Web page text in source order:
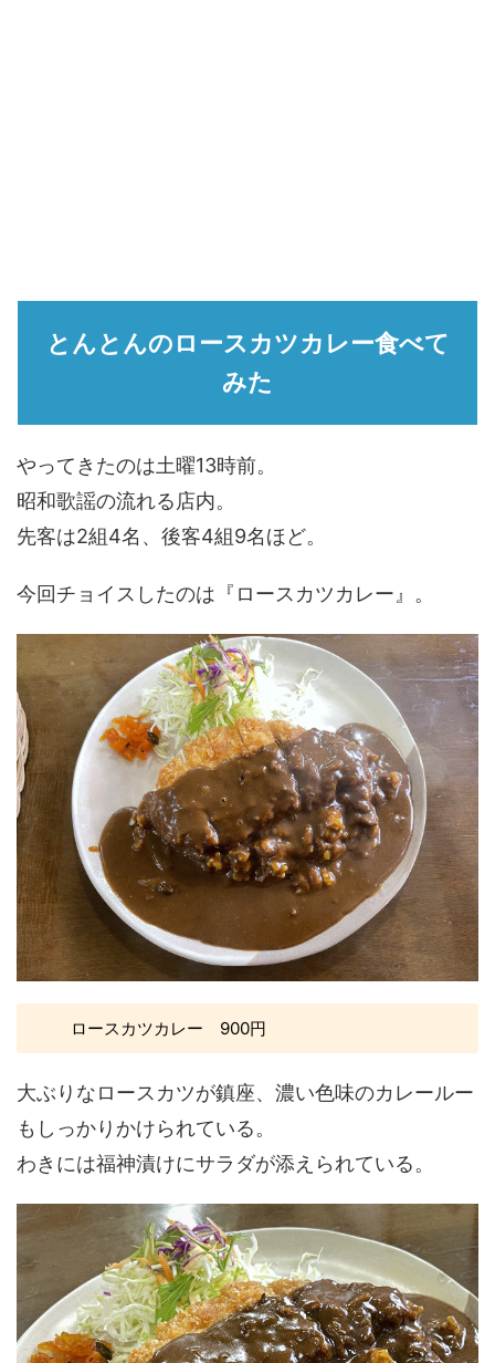
とんとんのロースカツカレー食べて
みた
やってきたのは土曜13時前。
昭和歌謡の流れる店内。
先客は2組4名、後客4組9名ほど。
今回チョイスしたのは『ロースカツカレー』。
ロースカツカレー 900円
大ぶりなロースカツが鎮座、濃い色味のカレールー
もしっかりかけられている。
わきには福神漬けにサラダが添えられている。